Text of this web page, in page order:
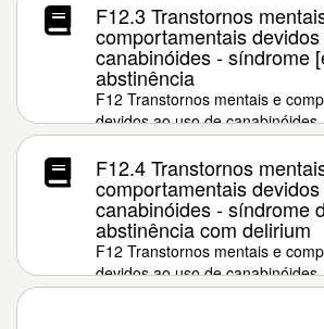
F12.3 Transtornos
comportamentais
canabinóides - síndrome
abstinência
F12 Transtornos mentais e
devidos ao uso de canabinóides
F12.4 Transtornos
comportamentais
canabinóides - síndrome
abstinência com delirium
F12 Transtornos mentais e
devidos ao uso de canabinóides